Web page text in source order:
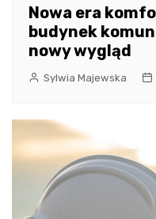
Nowa era
budynek
nowy wygląd
Sylwia Majewska